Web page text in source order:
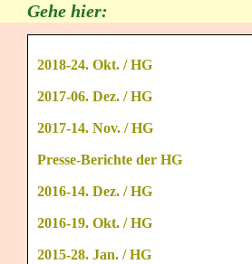
Gehe hier:
2018-24. Okt. / HG
2017-06. Dez. / HG
2017-14. Nov. / HG
Presse-Berichte der HG
2016-14. Dez. / HG
2016-19. Okt. / HG
2015-28. Jan. / HG